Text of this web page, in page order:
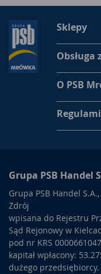
Sklepy
Obsługa
O PSB
Grupa PSB Handel
Grupa PSB Handel
Zdrój
wpisana do Rejestru
Sąd Rejonowy w
pod nr KRS
kapitał wpłacony:
dużego przedsiębiorcy.